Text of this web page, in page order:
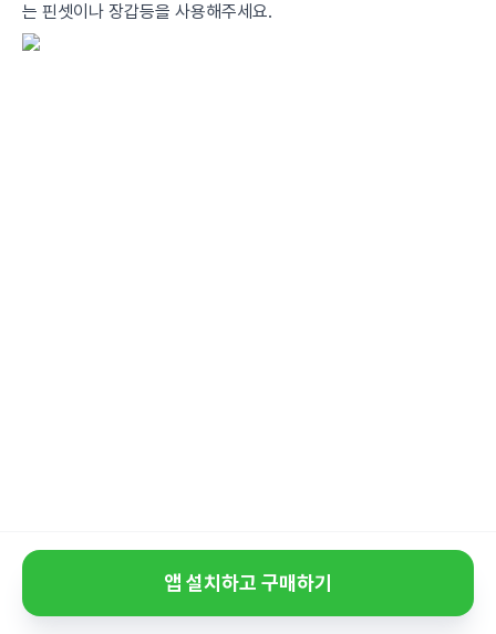
는 핀셋이나 장갑등을 사용해주세요.
앱 설치하고 구매하기